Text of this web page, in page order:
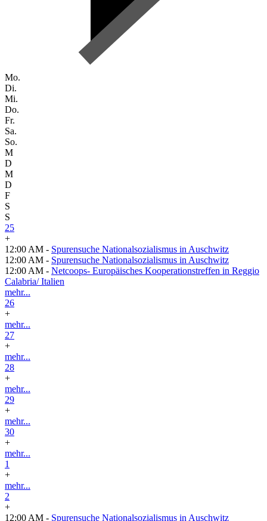
Mo.
Di.
Mi.
Do.
Fr.
Sa.
So.
M
D
M
D
F
S
S
25
+
12:00 AM - Spurensuche Nationalsozialismus in Auschwitz
12:00 AM - Spurensuche Nationalsozialismus in Auschwitz
12:00 AM - Netcoops- Europäisches Kooperationstreffen in Reggio
Calabria/ Italien
mehr...
26
+
mehr...
27
+
mehr...
28
+
mehr...
29
+
mehr...
30
+
mehr...
1
+
mehr...
2
+
12:00 AM - Spurensuche Nationalsozialismus in Auschwitz